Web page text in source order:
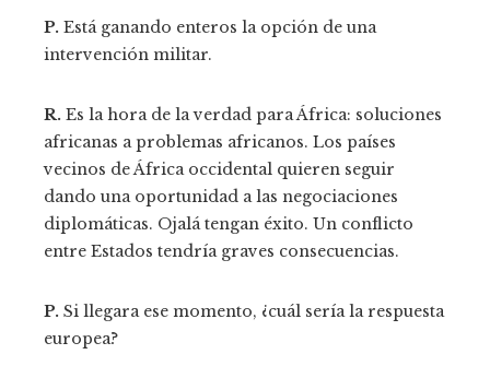
P. Está ganando enteros la opción de una
intervención militar.
R. Es la hora de la verdad para África: soluciones
africanas a problemas africanos. Los países
vecinos de África occidental quieren seguir
dando una oportunidad a las negociaciones
diplomáticas. Ojalá tengan éxito. Un conflicto
entre Estados tendría graves consecuencias.
P. Si llegara ese momento, ¿cuál sería la respuesta
europea?